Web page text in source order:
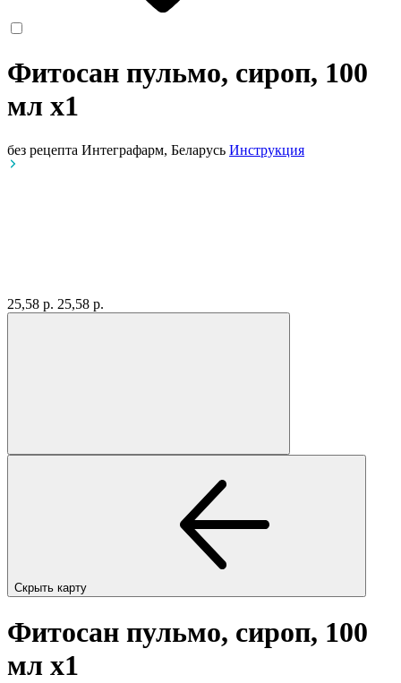
Фитосан пульмо, сироп, 100
мл x1
без рецепта Интеграфарм, Беларусь Инструкция
25,58 р. 25,58 р.
Скрыть карту
Фитосан пульмо, сироп, 100
мл x1